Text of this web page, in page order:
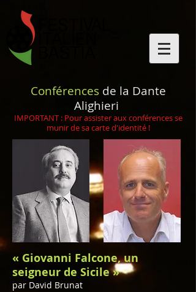
Conférencesde la Dante
Alighieri
IMPORTANT : Pour assister aux conférences se
munir de sa carte d'identité !
« Giovanni Falcone, un
seigneur de Sicile »
par David Brunat